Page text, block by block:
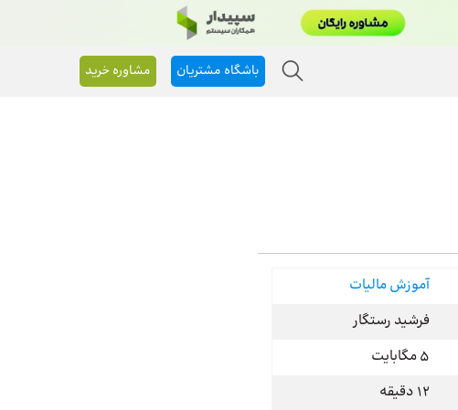
باشگاه مشتریان مشاوره خرید
آموزش مالیات
فرشید رستگار
5 مگابایت
12 دقیقه